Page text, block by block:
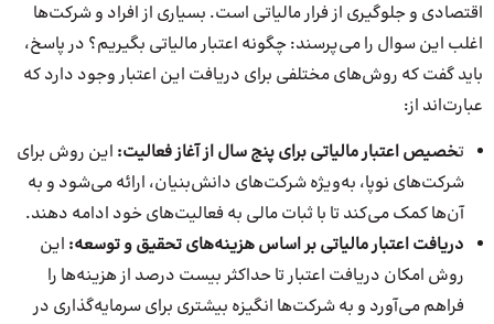
اقتصادی و جلوگیری از فرار مالیاتی است. بسیاری از افراد و شرکت‌ها
اغلب این سوال را می‌پرسند: چگونه اعتبار مالیاتی بگیریم؟ در پاسخ،
باید گفت که روش‌های مختلفی برای دریافت این اعتبار وجود دارد که
عبارت‌اند از:
تخصیص اعتبار مالیاتی برای پنج سال از آغاز فعالیت: این روش برای
شرکت‌های نوپا، به‌ویژه شرکت‌های دانش‌بنیان، ارائه می‌شود و به
آن‌ها کمک می‌کند تا با ثبات مالی به فعالیت‌های خود ادامه دهند.
دریافت اعتبار مالیاتی بر اساس هزینه‌های تحقیق و توسعه: این
روش امکان دریافت اعتبار تا حداکثر بیست درصد از هزینه‌ها را
فراهم می‌آورد و به شرکت‌ها انگیزه بیشتری برای سرمایه‌گذاری در